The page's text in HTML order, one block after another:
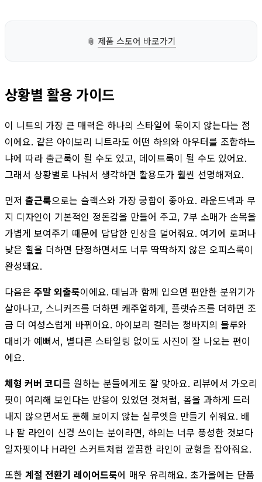
📎 제품 스토어 바로가기
상황별 활용 가이드
이 니트의 가장 큰 매력은 하나의 스타일에 묶이지 않는다는 점
이에요. 같은 아이보리 니트라도 어떤 하의와 아우터를 조합하느
냐에 따라 출근룩이 될 수도 있고, 데이트룩이 될 수도 있어요.
그래서 상황별로 나눠서 생각하면 활용도가 훨씬 선명해져요.
먼저 출근룩으로는 슬랙스와 가장 궁합이 좋아요. 라운드넥과 무
지 디자인이 기본적인 정돈감을 만들어 주고, 7부 소매가 손목을
가볍게 보여주기 때문에 답답한 인상을 덜어줘요. 여기에 로퍼나
낮은 힐을 더하면 단정하면서도 너무 딱딱하지 않은 오피스룩이
완성돼요.
다음은 주말 외출룩이에요. 데님과 함께 입으면 편안한 분위기가
살아나고, 스니커즈를 더하면 캐주얼하게, 플랫슈즈를 더하면 조
금 더 여성스럽게 바뀌어요. 아이보리 컬러는 청바지의 블루와
대비가 예뻐서, 별다른 스타일링 없이도 사진이 잘 나오는 편이
에요.
체형 커버 코디를 원하는 분들에게도 잘 맞아요. 리뷰에서 가오리
핏이 여리해 보인다는 반응이 있었던 것처럼, 몸을 과하게 드러
내지 않으면서도 둔해 보이지 않는 실루엣을 만들기 쉬워요. 배
나 팔 라인이 신경 쓰이는 분이라면, 하의는 너무 풍성한 것보다
일자핏이나 H라인 스커트처럼 깔끔한 라인이 균형을 잡아줘요.
또한 계절 전환기 레이어드룩에 매우 유리해요. 초가을에는 단품